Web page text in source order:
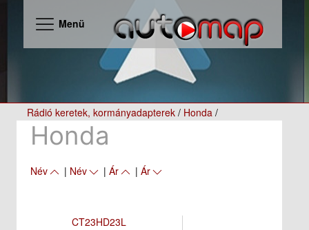
Menü
Rádió keretek, kormányadapterek/ Honda/
Honda
Név | Név | Ár | Ár
CT23HD23L